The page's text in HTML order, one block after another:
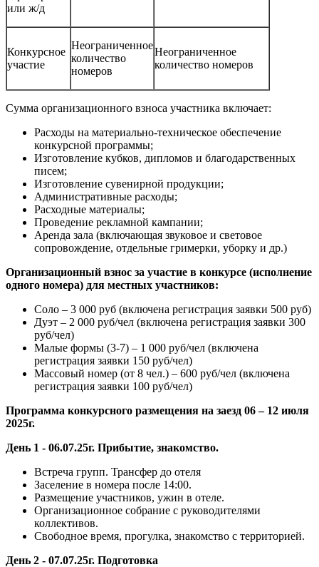
или ж/д
Конкурсное
участие
Неограниченное
количество
номеров
Неограниченное
количество номеров
Сумма организационного взноса участника включает:
Расходы на материально-техническое обеспечение
конкурсной программы;
Изготовление кубков, дипломов и благодарственных
писем;
Изготовление сувенирной продукции;
Административные расходы;
Расходные материалы;
Проведение рекламной кампании;
Аренда зала (включающая звуковое и световое
сопровождение, отдельные гримерки, уборку и др.)
Организационный взнос за участие в конкурсе (исполнение
одного номера) для местных участников:
Соло – 3 000 руб (включена регистрация заявки 500 руб)
Дуэт – 2 000 руб/чел (включена регистрация заявки 300
руб/чел)
Малые формы (3-7) – 1 000 руб/чел (включена
регистрация заявки 150 руб/чел)
Массовый номер (от 8 чел.) – 600 руб/чел (включена
регистрация заявки 100 руб/чел)
Программа конкурсного размещения на заезд 06 – 12 июля
2025г.
День 1 - 06.07.25г. Прибытие, знакомство.
Встреча групп. Трансфер до отеля
Заселение в номера после 14:00.
Размещение участников, ужин в отеле.
Организационное собрание с руководителями
коллективов.
Свободное время, прогулка, знакомство с территорией.
День 2 - 07.07.25г. Подготовка